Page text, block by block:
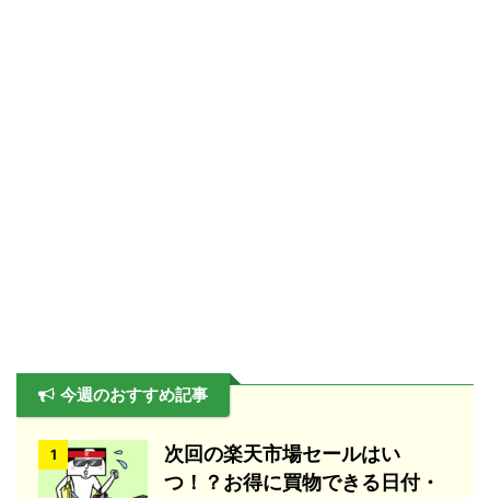
今週のおすすめ記事
1
次回の楽天市場セールはい
つ！？お得に買物できる日付・